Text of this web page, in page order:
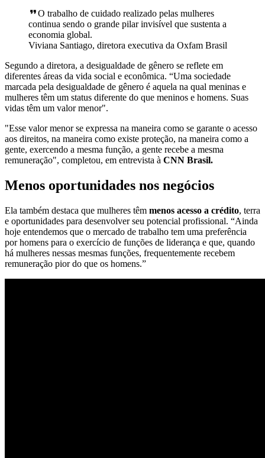
O trabalho de cuidado realizado pelas mulheres
continua sendo o grande pilar invisível que sustenta a
economia global.
Viviana Santiago, diretora executiva da Oxfam Brasil
Segundo a diretora, a desigualdade de gênero se reflete em
diferentes áreas da vida social e econômica. “Uma sociedade
marcada pela desigualdade de gênero é aquela na qual meninas e
mulheres têm um status diferente do que meninos e homens. Suas
vidas têm um valor menor".
"Esse valor menor se expressa na maneira como se garante o acesso
aos direitos, na maneira como existe proteção, na maneira como a
gente, exercendo a mesma função, a gente recebe a mesma
remuneração", completou, em entrevista à CNN Brasil.
Menos oportunidades nos negócios
Ela também destaca que mulheres têm menos acesso a crédito, terra
e oportunidades para desenvolver seu potencial profissional. “Ainda
hoje entendemos que o mercado de trabalho tem uma preferência
por homens para o exercício de funções de liderança e que, quando
há mulheres nessas mesmas funções, frequentemente recebem
remuneração pior do que os homens.”